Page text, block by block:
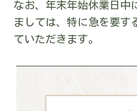
なお、年末年始休業日中
ましては、特に急を要す
ていただきます。